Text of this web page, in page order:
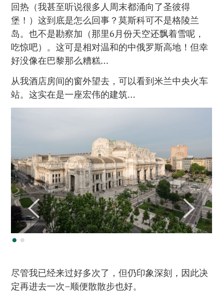
回热（我甚至听说很多人周末都涌向了圣彼得
堡！）这到底是怎么回事？莫斯科可不是格陵兰
岛。也不是勘察加（那里6月份天空还飘着雪呢，
吃惊吧）。这可是相对温和的中俄罗斯高地！但幸
好没像在巴黎那么糟糕…
从我酒店房间的窗外望去，可以看到米兰中央火车
站。这实在是一座宏伟的建筑…
尽管我已经来过好多次了，但仍印象深刻，因此决
定再进去一次–顺便散散步也好。